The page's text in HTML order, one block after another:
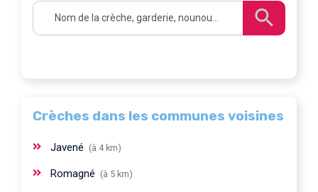
Crèches dans les communes voisines
Javené (à 4 km)
Romagné (à 5 km)